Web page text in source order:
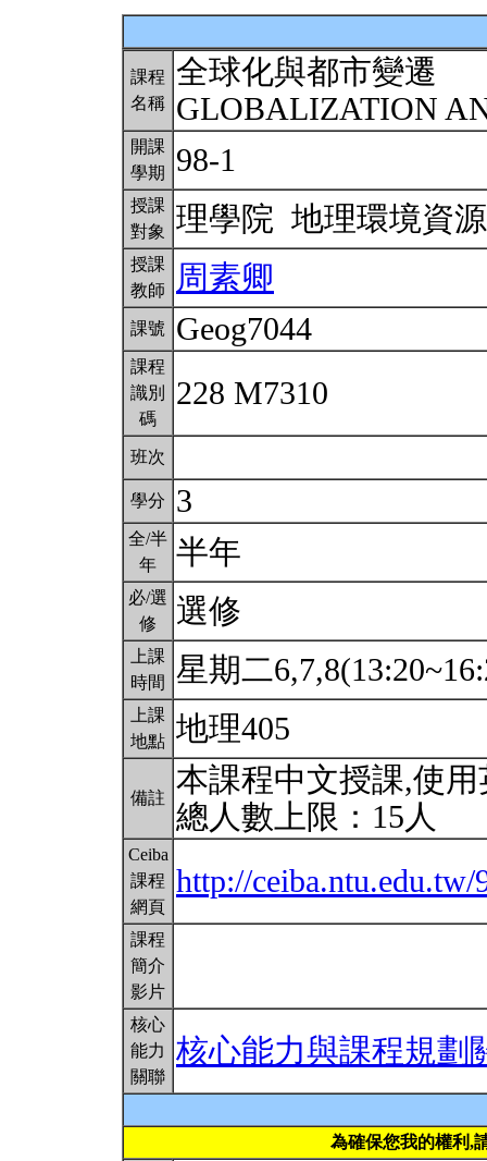
課程
名稱
全球化與都市變遷
GLOBALIZATION
開課
學期
98-1
授課
對象
理學院 地理環境資
授課
教師
周素卿
課號 Geog7044
課程
識別
碼
228 M7310
班次
學分 3
全/半
年
半年
必/選
修
選修
上課
時間
星期二
上課
地點 地理405
備註
本課程中文授課,使
總人數上限：15人
Ceiba
課程
網頁
http://ceiba.ntu.edu.tw/
課程
簡介
影片
核心
能力
關聯
核心能力與課程規劃
為確保您我的權利,